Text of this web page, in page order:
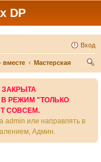
DP
Вход
вместе
Мастерская
В РЕЖИМ "ТОЛЬКО
СОВСЕМ.
admin или направлять в
Админ.